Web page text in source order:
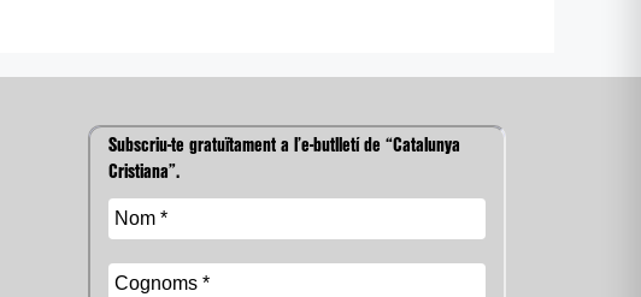
Subscriu-te gratuïtament a l’e-butlletí de “Catalunya
Cristiana”.